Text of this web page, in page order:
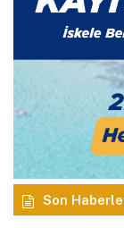
Son